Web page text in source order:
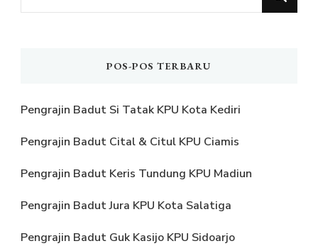
Sesuatu?
POS-POS TERBARU
Pengrajin Badut Si Tatak KPU Kota Kediri
Pengrajin Badut Cital & Citul KPU Ciamis
Pengrajin Badut Keris Tundung KPU Madiun
Pengrajin Badut Jura KPU Kota Salatiga
Pengrajin Badut Guk Kasijo KPU Sidoarjo